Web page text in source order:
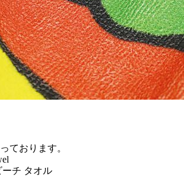
ております。
チ タオル